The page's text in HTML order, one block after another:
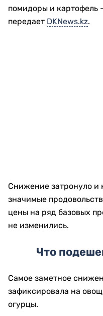
помидоры и картофель
передает DKNews.kz.
Снижение затронуло и
значимые
цены на ряд базовых
не изменились.
Что
Самое заметное
зафиксировала на
огурцы.